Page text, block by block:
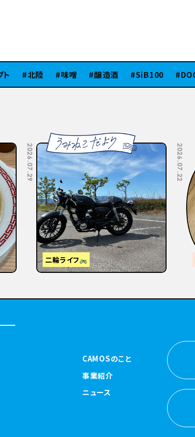
北陸 味噌 醸造酒 SiB100 DOG
2026.07.10
はじめまして
2026.07.08
CAMOSのこと
事業紹介
ニュース